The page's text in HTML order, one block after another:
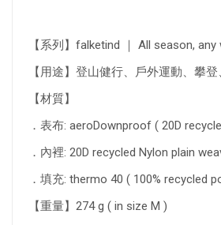
【系列】falketind ｜ All season, any
【用途】登山健行、戶外運動、攀
【材質】
．表布: aeroDownproof ( 20D
．內裡: 20D recycled Nylon plain
．填充: thermo 40 ( 100% recycled
【重量】274 g ( in size M )